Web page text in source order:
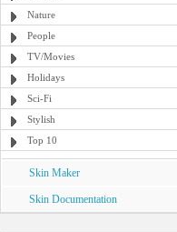
Nature
People
TV/Movies
Holidays
Sci-Fi
Stylish
Top 10
Skin Maker
Skin Documentation